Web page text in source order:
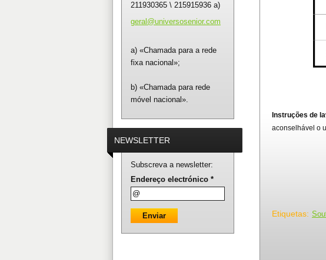
Instruções de
aconselhável o
Etiquetas:
211930365 \ 215915936 a)
geral@universosenior.com
a) «Chamada para a rede
fixa nacional»;
b) «Chamada para rede
móvel nacional».
NEWSLETTER
Subscreva a newsletter:
Endereço electrónico *